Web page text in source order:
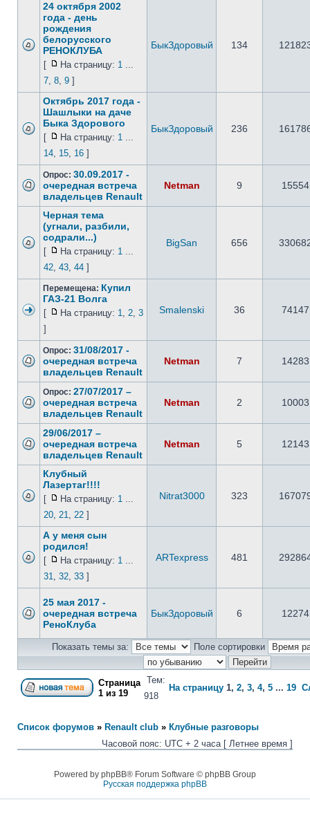
24 октября 2002
года - день
рождения
белорусского
РЕНОКЛУБА
[ На страницу: 1 ...
7, 8, 9 ]
БыкЗдоровый 134
Октябрь 2017 года -
Шашлыки на даче
Быка Здорового
[ На страницу: 1 ...
14, 15, 16 ]
БыкЗдоровый 236
Опрос: 30.09.2017 -
очередная встреча
владельцев Renault
Netman 9 15554
Черная тема
(угнали, разбили,
содрали...)
[ На страницу: 1 ...
42, 43, 44 ]
BigSan 656
Перемещена: Купил
ГАЗ-21 Волга
[ На страницу: 1, 2, 3
]
Smalenski 36 74147
Опрос: 31/08/2017 -
очередная встреча
владельцев Renault
Netman 7 14283
Опрос: 27/07/2017 –
очередная встреча
владельцев Renault
Netman 2 10003
29/06/2017 –
очередная встреча
владельцев Renault
Netman 5 12143
Клубный
Лазертаг!!!!
[ На страницу: 1 ...
20, 21, 22 ]
Nitrat3000 323
А у меня сын
родился!
[ На страницу: 1 ...
31, 32, 33 ]
ARTexpress 481
25 мая 2017 -
очередная встреча
РеноКлуба
БыкЗдоровый 6 12274
Показать темы за: Поле сортировки
Страница
1 из 19
Тем:
918
На страницу 1, 2, 3, 4, 5 ... 19
Список форумов » Renault club » Клубные разговоры
Часовой пояс: UTC + 2 часа [ Летнее время ]
Powered by phpBB® Forum Software © phpBB Group
Русская поддержка phpBB